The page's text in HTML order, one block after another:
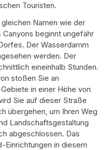
Touristen.
Namen wie der
beginnt ungefähr
Der Wasserdamm
werden. Der
eineinhalb Stunden.
stoßen Sie an
in einer Höhe von
Sie auf dieser Straße
übergehen, um Ihren Weg
Landschaftsgestaltung
abgeschlossen. Das
Einrichtungen in diesem